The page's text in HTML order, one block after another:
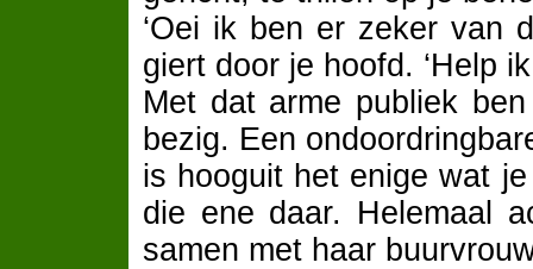
‘Oei ik ben er zeker van
giert door je hoofd. ‘Help
Met dat arme publiek
bezig. Een
is hooguit het enige wat
die ene daar. Helemaal
samen met haar